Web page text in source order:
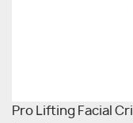
Pro Lifting Facial